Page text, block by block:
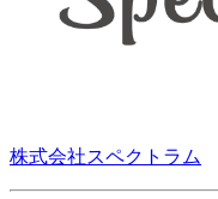
株式会社スペクトラム